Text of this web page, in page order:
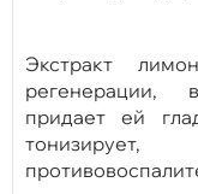
Экстракт
регенерации,
придает ей
тонизирует,